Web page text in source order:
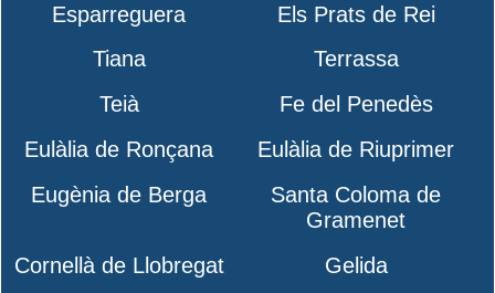
Esparreguera
Els Prats de Rei
Tiana
Terrassa
Teià
Fe del Penedès
Eulàlia de Ronçana
Eulàlia de Riuprimer
Eugènia de Berga
Santa Coloma de
Gramenet
Cornellà de Llobregat
Gelida